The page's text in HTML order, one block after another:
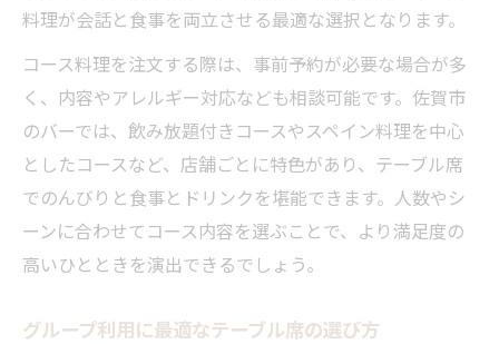
料理が会話と食事を両立させる最適な選択となります。
コース料理を注文する際は、事前予約が必要な場合が多
く、内容やアレルギー対応なども相談可能です。佐賀市
のバーでは、飲み放題付きコースやスペイン料理を中心
としたコースなど、店舗ごとに特色があり、テーブル席
でのんびりと食事とドリンクを堪能できます。人数やシ
ーンに合わせてコース内容を選ぶことで、より満足度の
高いひとときを演出できるでしょう。
グループ利用に最適なテーブル席の選び方